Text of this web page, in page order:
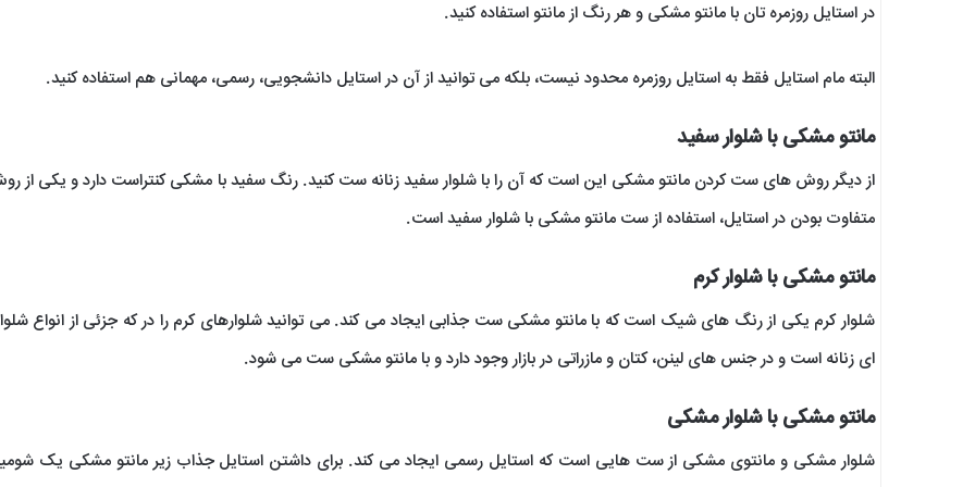
در استایل روزمره تان با مانتو مشکی و هر رنگ از مانتو استفاده کنید.
البته مام استایل فقط به استایل روزمره محدود نیست، بلکه می توانید از آن در استایل دانشجویی، رسمی، مهمانی هم استفاده کنید.
مانتو مشکی با شلوار سفید
از دیگر روش های ست کردن مانتو مشکی این است که آن را با شلوار سفید زنانه ست کنید. رنگ سفید با مشکی کنتراست دارد و یکی از
متفاوت بودن در استایل، استفاده از ست مانتو مشکی با شلوار سفید است.
مانتو مشکی با شلوار کرم
شلوار کرم یکی از رنگ های شیک است که با مانتو مشکی ست جذابی ایجاد می کند. می توانید شلوارهای کرم را در که جزئی از انواع
ای زنانه است و در جنس های لینن، کتان و مازراتی در بازار وجود دارد و با مانتو مشکی ست می شود.
مانتو مشکی با شلوار مشکی
شلوار مشکی و مانتوی مشکی از ست هایی است که استایل رسمی ایجاد می کند. برای داشتن استایل جذاب زیر مانتو مشکی یک